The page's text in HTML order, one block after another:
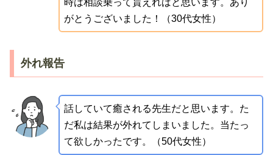
時は相談乗って貰えればと思います。あり
がとうございました！（30代女性）
外れ報告
話していて癒される先生だと思います。た
だ私は結果が外れてしまいました。当たっ
て欲しかったです。（50代女性）